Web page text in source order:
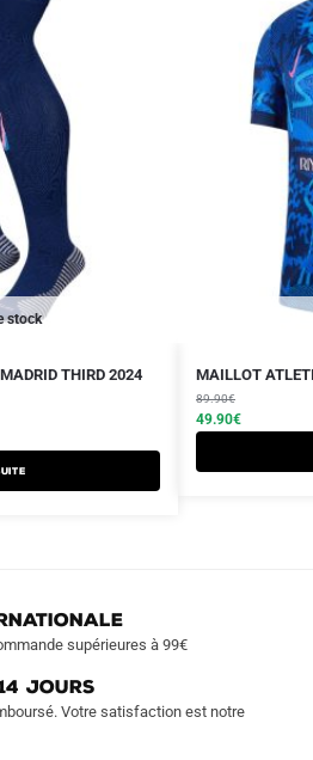
stock
THIRD 2024
MAILLOT
89.90€
Le
prix
initial
était :
49.90€
Le
prix
actuel
est :
Ce
produit
a
page
supérieures à 99€
JOURS
Votre satisfaction est notre